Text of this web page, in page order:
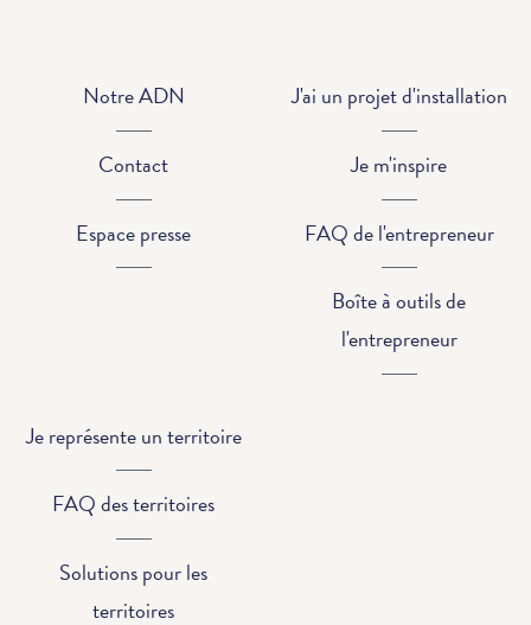
Notre ADN
Contact
Espace presse
J'ai un projet d'installation
Je m'inspire
FAQ de l'entrepreneur
Boîte à outils de
l'entrepreneur
Je représente un territoire
FAQ des territoires
Solutions pour les
territoires